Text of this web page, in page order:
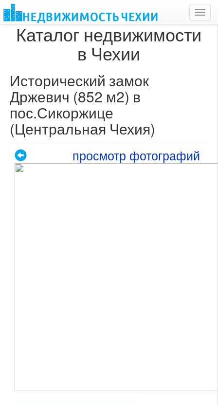
Каталог недвижимости
в Чехии
Исторический замок
Држевич (852 м2) в
пос.Сикоржице
(Центральная Чехия)
просмотр фотографий